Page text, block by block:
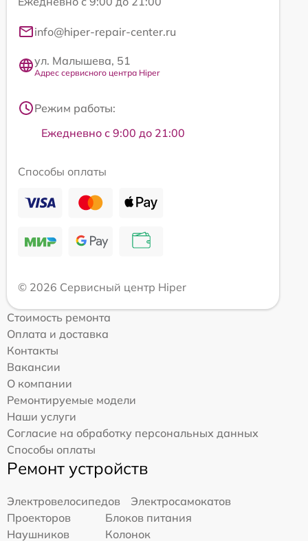
info@hiper-repair-center.ru
ул. Малышева, 51
Адрес сервисного центра Hiper
Режим работы:
Ежедневно с 9:00 до 21:00
Способы оплаты
© 2026 Сервисный центр Hiper
Стоимость ремонта
Оплата и доставка
Контакты
Вакансии
О компании
Ремонтируемые модели
Наши услуги
Согласие на обработку персональных данных
Способы оплаты
Ремонт устройств
Электровелосипедов
Электросамокатов
Проекторов
Блоков питания
Наушников
Колонок